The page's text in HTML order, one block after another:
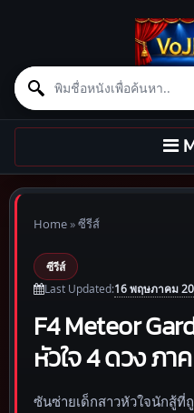
Search for:
Skip to content
Home»ซีรีส์
ซีรีส์
Last Updated:16 พฤษภาคม
F4 Meteor
หัวใจ 4 ดวง ภา
ซันซ่ายเด็กสาวหัวใจนักสู้ที่